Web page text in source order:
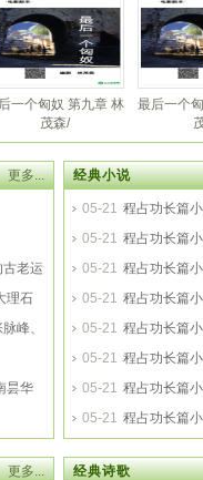
一个匈奴 第九章 林
茂森/
最后一个
更多...
老运
理石
峰、
昙华
经典小说
05-21 程占功长篇
05-21 程占功长篇
05-21 程占功长篇
05-21 程占功长篇
05-21 程占功长篇
吗
05-21 程占功长篇
05-21 程占功长篇
05-21 程占功长篇
更多... 经典诗歌